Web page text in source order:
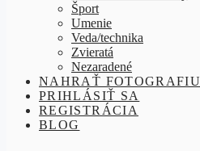
Šport
Umenie
Veda/technika
Zvieratá
Nezaradené
NAHRAŤ FOTOGRAFIU
PRIHLÁSIŤ SA
REGISTRÁCIA
BLOG